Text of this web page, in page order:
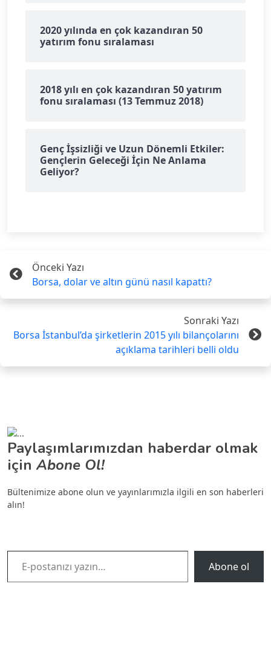
2020 yılında en çok kazandıran 50
yatırım fonu sıralaması
2018 yılı en çok kazandıran 50 yatırım
fonu sıralaması (13 Temmuz 2018)
Genç İşsizliği ve Uzun Dönemli Etkiler:
Gençlerin Geleceği İçin Ne Anlama
Geliyor?
Önceki Yazı
Borsa, dolar ve altın günü nasıl kapattı?
Sonraki Yazı
Borsa İstanbul’da şirketlerin 2015 yılı bilançolarını
açıklama tarihleri belli oldu
Paylaşımlarımızdan haberdar olmak
için Abone Ol!
Bültenimize abone olun ve yayınlarımızla ilgili en son haberleri
alın!
E-postanızı yazın…
Abone ol